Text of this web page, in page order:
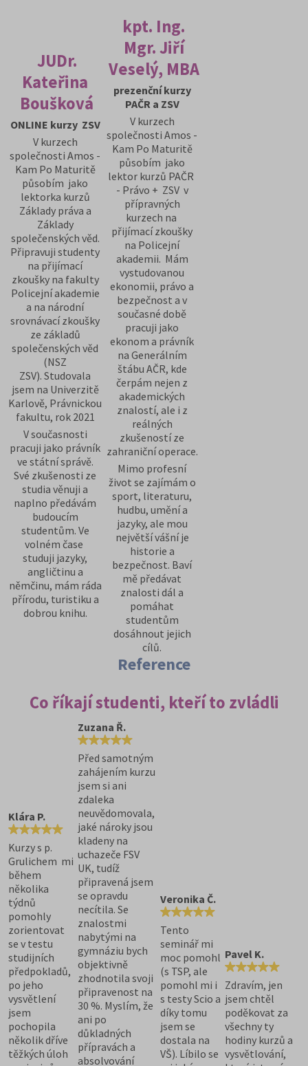
JUDr.
Kateřina
Boušková
ONLINE kurzy ZSV
V kurzech
společnosti Amos -
Kam Po Maturitě
působím jako
lektorka kurzů
Základy práva a
Základy
společenských věd.
Připravuji studenty
na přijímací
zkoušky na fakulty
Policejní akademie
a na národní
srovnávací zkoušky
ze základů
společenských věd
(NSZ
ZSV). Studovala
jsem na Univerzitě
Karlově, Právnickou
fakultu, rok 2021
V současnosti
pracuji jako právník
ve státní správě.
Své zkušenosti ze
studia věnuji a
naplno předávám
budoucím
studentům. Ve
volném čase
studuji jazyky,
angličtinu a
němčinu, mám ráda
přírodu, turistiku a
dobrou knihu.
kpt. Ing.
Mgr. Jiří
Veselý, MBA
prezenční kurzy
PAČR a ZSV
V kurzech
společnosti Amos -
Kam Po Maturitě
působím jako
lektor kurzů PAČR
- Právo + ZSV v
přípravných
kurzech na
přijímací zkoušky
na Policejní
akademii. Mám
vystudovanou
ekonomii, právo a
bezpečnost a v
současné době
pracuji jako
ekonom a právník
na Generálním
štábu AČR, kde
čerpám nejen z
akademických
znalostí, ale i z
reálných
zkušeností ze
zahraniční operace.
Mimo profesní
život se zajímám o
sport, literaturu,
hudbu, umění a
jazyky, ale mou
největší vášní je
historie a
bezpečnost. Baví
mě předávat
znalosti dál a
pomáhat
studentům
dosáhnout jejich
cílů.
Reference
Co říkají studenti, kteří to zvládli
Klára P.
Kurzy s p.
Grulichem mi
během
několika
týdnů
pomohly
zorientovat
se v testu
studijních
předpokladů,
po jeho
vysvětlení
jsem
pochopila
několik dříve
těžkých úloh
Zuzana Ř.
Před samotným
zahájením kurzu
jsem si ani
zdaleka
neuvědomovala,
jaké nároky jsou
kladeny na
uchazeče FSV
UK, tudíž
připravená jsem
se opravdu
necítila. Se
znalostmi
nabytými na
gymnáziu bych
objektivně
zhodnotila svoji
připravenost na
30 %. Myslím, že
ani po
důkladných
přípravách a
absolvování
Veronika Č.
Tento
seminář mi
moc pomohl
(s TSP, ale
pomohl mi i
s testy Scio a
díky tomu
jsem se
dostala na
VŠ). Líbilo se
Pavel K.
Zdravím, jen
jsem chtěl
poděkovat za
všechny ty
hodiny kurzů a
vysvětlování,